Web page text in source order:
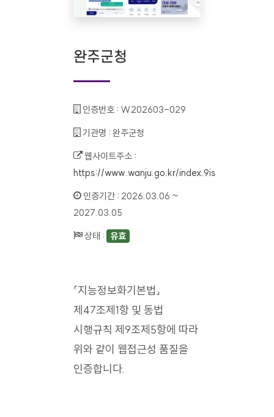
완주군청
인증번호 : W202603-029
기관명 : 완주군청
웹사이트주소 :
https://www.wanju.go.kr/index.9is
인증기간 : 2026.03.06 ~
2027.03.05
상태 : 유효
「지능정보화기본법」
제47조제1항 및 동법
시행규칙 제9조제5항에 따라
위와 같이 웹접근성 품질을
인증합니다.